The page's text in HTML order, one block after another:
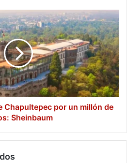
Chapultepec por un millón de
Sheinbaum